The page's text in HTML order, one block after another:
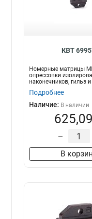
КВТ
Номерные матрицы
опрессовки
наконечников, гильз
сечением 0....
Подробнее
Наличие: В наличии
–
В